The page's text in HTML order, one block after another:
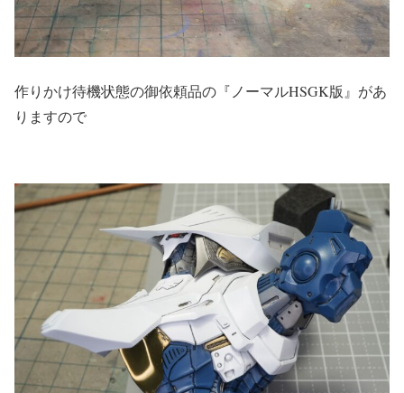
作りかけ待機状態の御依頼品の『ノーマルHSGK版』があ
りますので